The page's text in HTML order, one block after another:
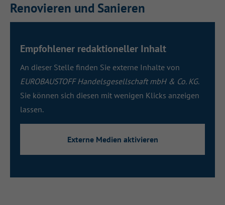
Renovieren und Sanieren
Empfohlener redaktioneller Inhalt
An dieser Stelle finden Sie externe Inhalte von
EUROBAUSTOFF Handelsgesellschaft mbH & Co. KG.
Sie können sich diesen mit wenigen Klicks anzeigen
lassen.
Externe Medien aktivieren